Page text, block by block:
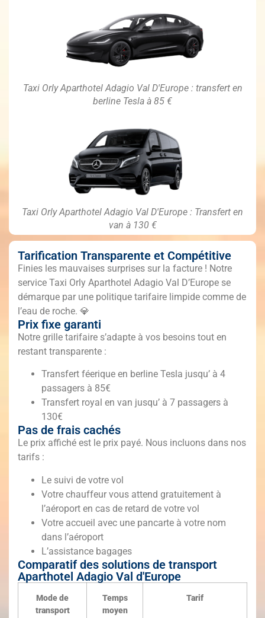
Taxi Orly Aparthotel Adagio Val D'Europe : transfert en
berline Tesla à 85 €
Taxi Orly Aparthotel Adagio Val D'Europe : Transfert en
van à 130 €
Tarification Transparente et Compétitive
Finies les mauvaises surprises sur la facture ! Notre
service Taxi Orly Aparthotel Adagio Val D’Europe se
démarque par une politique tarifaire limpide comme de
l’eau de roche. 💎
Prix fixe garanti
Notre grille tarifaire s’adapte à vos besoins tout en
restant transparente :
Transfert féerique en berline Tesla jusqu’ à 4
passagers à 85€
Transfert royal en van jusqu’ à 7 passagers à
130€
Pas de frais cachés
Le prix affiché est le prix payé. Nous incluons dans nos
tarifs :
Le suivi de votre vol
Votre chauffeur vous attend gratuitement à
l’aéroport en cas de retard de votre vol
Votre accueil avec une pancarte à votre nom
dans l’aéroport
L’assistance bagages
Comparatif des solutions de transport
Aparthotel Adagio Val d'Europe
Mode de
transport
Temps
moyen
Tarif